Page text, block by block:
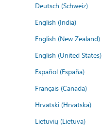
Deutsch (Schweiz)
English (India)
English (New Zealand)
English (United States)
Español (España)
Français (Canada)
Hrvatski (Hrvatska)
Lietuvių (Lietuva)